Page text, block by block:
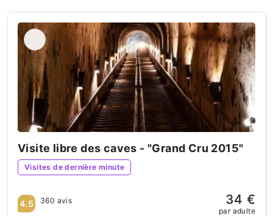
Visite libre des caves - "Grand Cru 2015"
Visites de dernière minute
4.5 360 avis 34 €
par adulte